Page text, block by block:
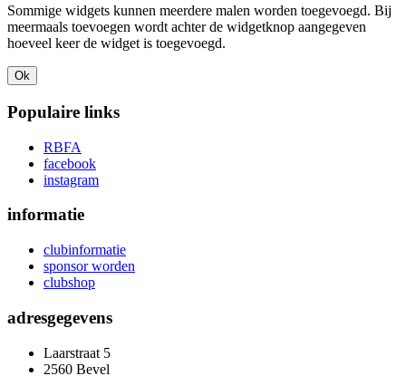
Sommige widgets kunnen meerdere malen worden toegevoegd. Bij
meermaals toevoegen wordt achter de widgetknop aangegeven
hoeveel keer de widget is toegevoegd.
Ok
Populaire links
RBFA
facebook
instagram
informatie
clubinformatie
sponsor worden
clubshop
adresgegevens
Laarstraat 5
2560 Bevel